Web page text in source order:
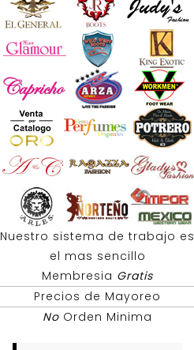
Nuestro sistema de trabajo es
el mas sencillo
Membresia Gratis
Precios de Mayoreo
No Orden Minima